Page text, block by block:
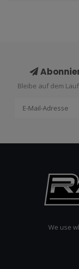
Bleibe auf dem
We use